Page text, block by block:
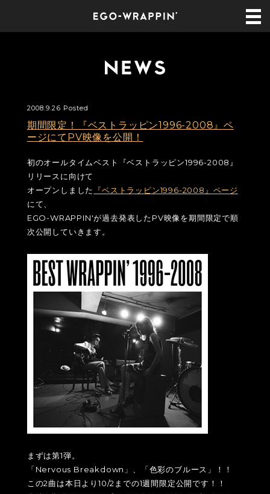
2008.9.26 Posted
期間限定！『ベストラッピン1996-2008』ペ
ージにてPV映像を公開！
初のオールタイムベスト『ベストラッピン1996-2008』
リリースに向けて
オープンしました
『ベストラッピン1996-2008』ページ
にて、
EGO-WRAPPIN'が過去発表したPV映像を期間限定で順
次公開していきます。
まずは第1弾。
「Nervous Breakdown」、「色彩のブルース」！！
この2曲は本日より10/2までの1週間限定公開です！！